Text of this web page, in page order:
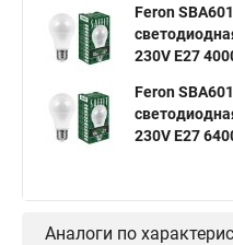
Feron
230V E27
Feron
230V E27
Аналоги по